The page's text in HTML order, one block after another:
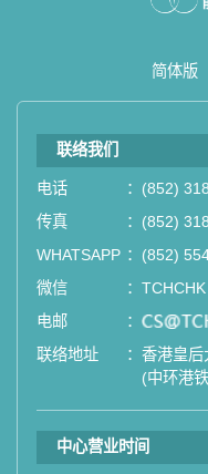
简体版
联络我们
电话 ： (852)
传真
： (852)
WHATSAPP ： (852)
微信
： TCHCHK
电邮
： email
联络地址
： 香港皇
(中环港
中心营业时间
站式进行全
如果您有任
解，请随时
祝您健康愉快